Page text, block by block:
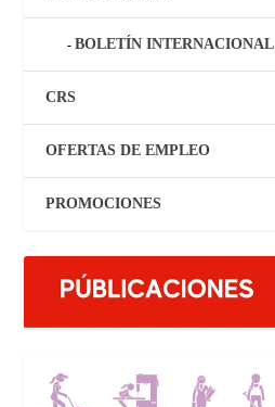
BOLETÍN INTERNACIONAL
CRS
OFERTAS DE EMPLEO
PROMOCIONES